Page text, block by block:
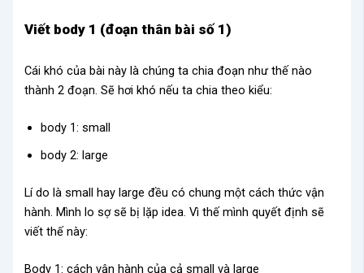
Viết body 1 (đoạn thân bài số 1)
Cái khó của bài này là chúng ta chia đoạn như thế nào
thành 2 đoạn. Sẽ hơi khó nếu ta chia theo kiểu:
body 1: small
body 2: large
Lí do là small hay large đều có chung một cách thức vận
hành. Mình lo sợ sẽ bị lặp idea. Vì thế mình quyết định sẽ
viết thế này:
Body 1: cách vận hành của cả small và large